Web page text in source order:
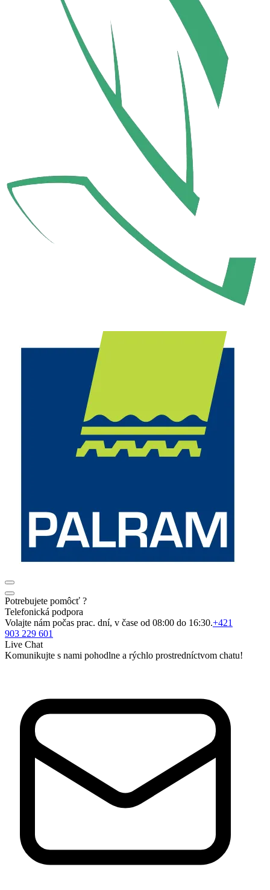
Potrebujete pomôcť ?
Telefonická podpora
Volajte nám počas prac. dní, v čase od 08:00 do 16:30.+421
903 229 601
Live Chat
Komunikujte s nami pohodlne a rýchlo prostredníctvom chatu!